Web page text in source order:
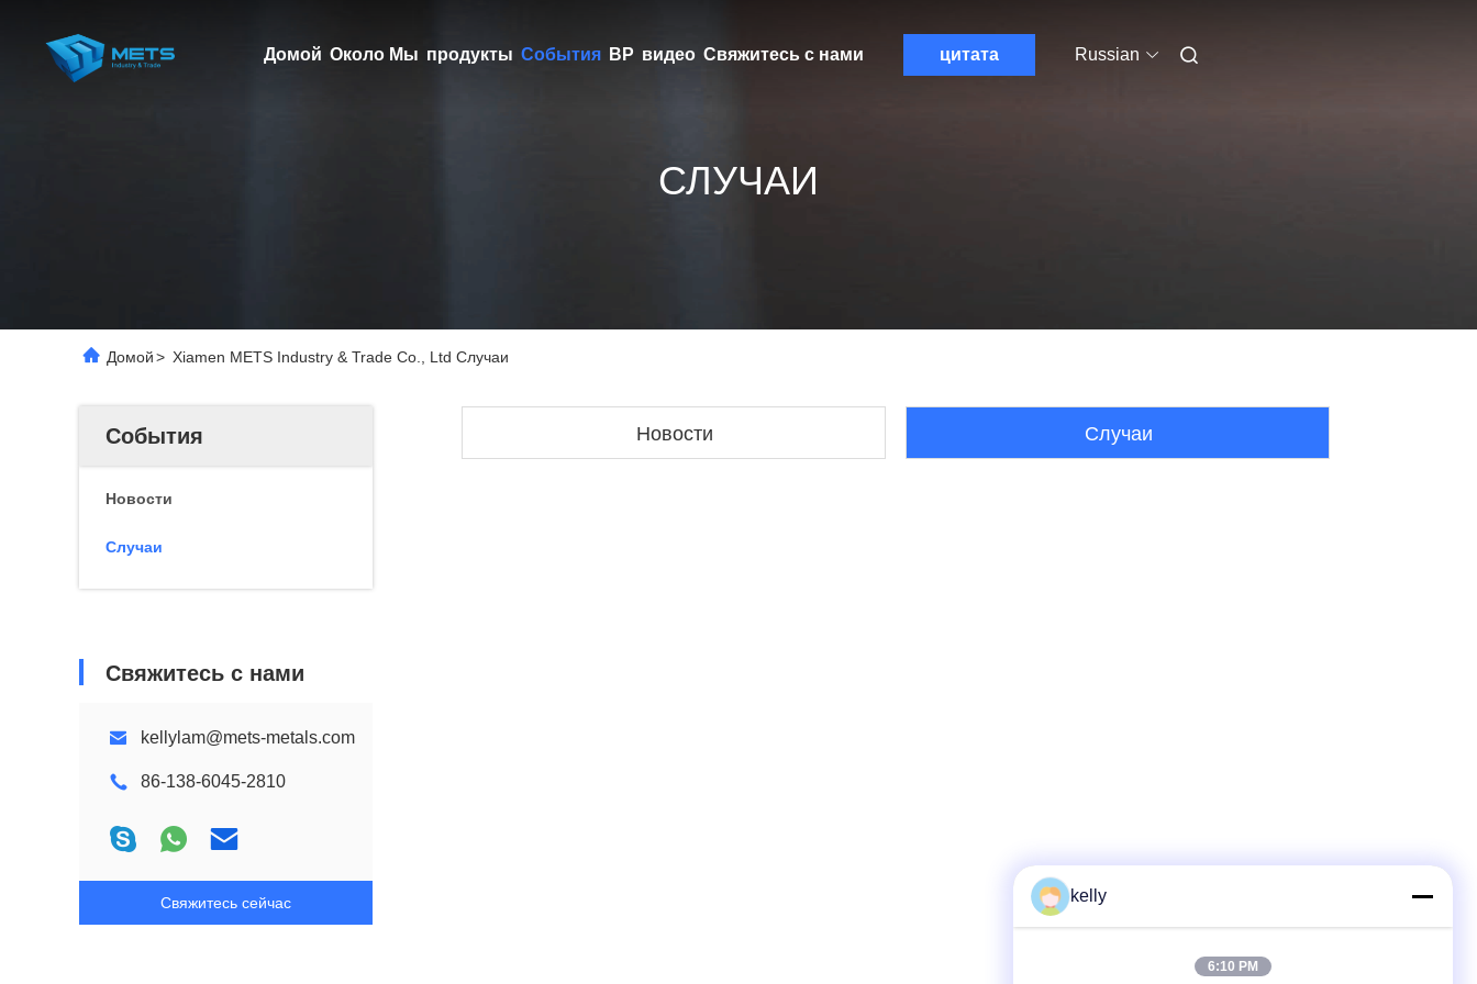
Домой Около Мы продукты События ВР видео Свяжитесь с нами цитата Russian
СЛУЧАИ
Домой> Xiamen METS Industry & Trade Co., Ltd Случаи
События
Новости
Случаи
Свяжитесь с нами
kellylam@mets-metals.com
86-138-6045-2810
Свяжитесь сейчас
Новости Случаи
kelly
6:10 PM